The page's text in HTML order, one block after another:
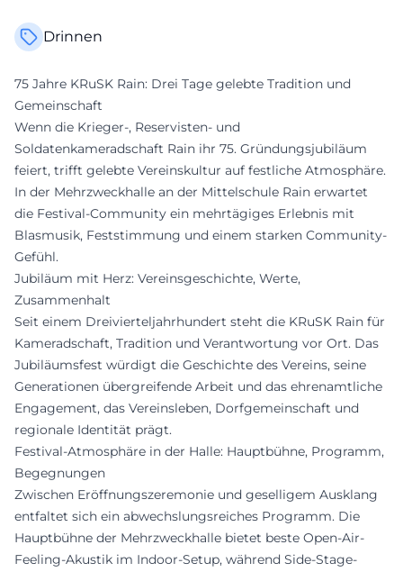
Drinnen
75 Jahre KRuSK Rain: Drei Tage gelebte Tradition und
Gemeinschaft
Wenn die Krieger-, Reservisten- und
Soldatenkameradschaft Rain ihr 75. Gründungsjubiläum
feiert, trifft gelebte Vereinskultur auf festliche Atmosphäre.
In der Mehrzweckhalle an der Mittelschule Rain erwartet
die Festival-Community ein mehrtägiges Erlebnis mit
Blasmusik, Feststimmung und einem starken Community-
Gefühl.
Jubiläum mit Herz: Vereinsgeschichte, Werte,
Zusammenhalt
Seit einem Dreivierteljahrhundert steht die KRuSK Rain für
Kameradschaft, Tradition und Verantwortung vor Ort. Das
Jubiläumsfest würdigt die Geschichte des Vereins, seine
Generationen übergreifende Arbeit und das ehrenamtliche
Engagement, das Vereinsleben, Dorfgemeinschaft und
regionale Identität prägt.
Festival-Atmosphäre in der Halle: Hauptbühne, Programm,
Begegnungen
Zwischen Eröffnungszeremonie und geselligem Ausklang
entfaltet sich ein abwechslungsreiches Programm. Die
Hauptbühne der Mehrzweckhalle bietet beste Open-Air-
Feeling-Akustik im Indoor-Setup, während Side-Stage-